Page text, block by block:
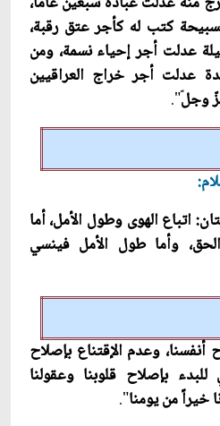
كتب له كأجر عتق رقبة،
عدلت أجر إحياء نسمة، ومن
عدلت أجر خراج العراقيين
وجلّ".
اتباع الهوى وطول الأمل، أما
وأما طول الأمل فينسي
وعدم الإقتناع بإصلاح
بإصلاح قلوبنا وعقولنا
خيراً من يومنا".